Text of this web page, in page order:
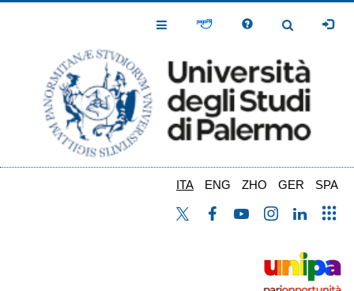
Toggle
Toggle
ITA ENG ZHO GER SPA